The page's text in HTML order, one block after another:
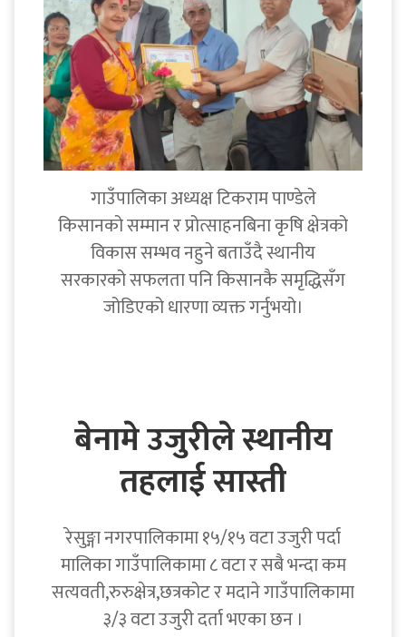
गाउँपालिका अध्यक्ष टिकराम पाण्डेले
किसानको सम्मान र प्रोत्साहनबिना कृषि क्षेत्रको
विकास सम्भव नहुने बताउँदै स्थानीय
सरकारको सफलता पनि किसानकै समृद्धिसँग
जोडिएको धारणा व्यक्त गर्नुभयो।
बेनामे उजुरीले स्थानीय
तहलाई सास्ती
रेसुङ्गा नगरपालिकामा १५/१५ वटा उजुरी पर्दा
मालिका गाउँपालिकामा ८ वटा र सबै भन्दा कम
सत्यवती,रुरुक्षेत्र,छत्रकोट र मदाने गाउँपालिकामा
३/३ वटा उजुरी दर्ता भएका छन ।